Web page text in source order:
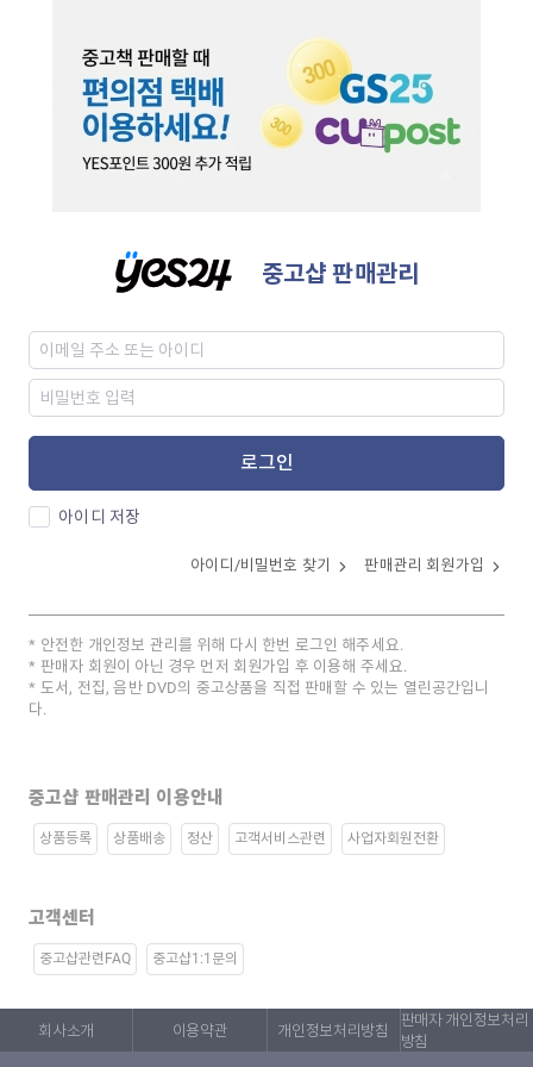
중고샵 판매관리
로그인
아이디 저장
아이디/비밀번호 찾기 판매관리 회원가입
안전한 개인정보 관리를 위해 다시 한번 로그인 해주세요.
판매자 회원이 아닌 경우 먼저 회원가입 후 이용해 주세요.
도서, 전집, 음반 DVD의 중고상품을 직접 판매할 수 있는 열린공간입니
다.
중고샵 판매관리 이용안내
상품등록 상품배송 정산 고객서비스관련 사업자회원전환
고객센터
중고샵관련FAQ 중고샵1:1문의
회사소개 이용약관 개인정보처리방침
판매자 개인정보처리
방침